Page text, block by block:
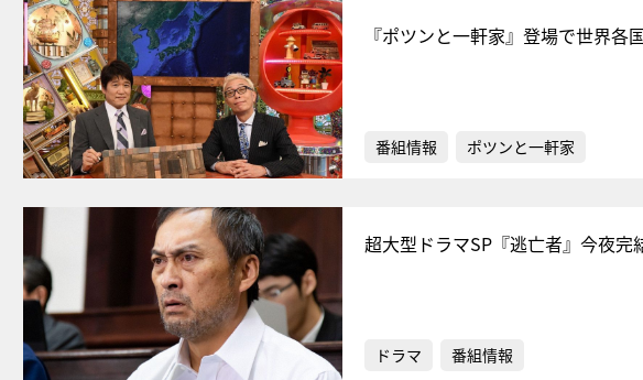
『ポツンと一軒家』登場で世界
番組情報 ポツンと一軒家
超大型ドラマSP『逃亡者』今夜
ドラマ 番組情報